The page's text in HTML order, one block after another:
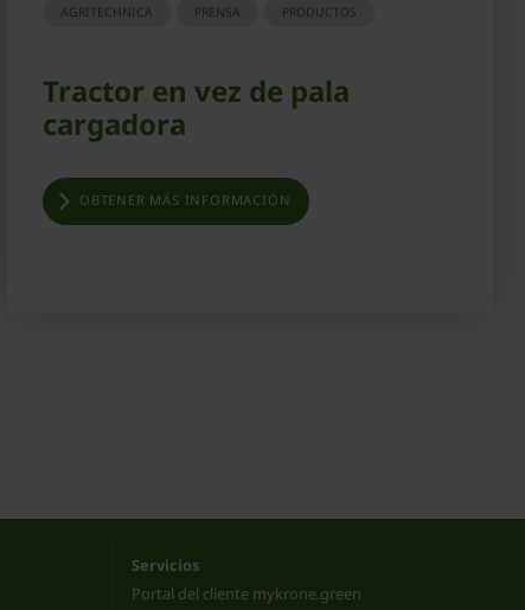
AGRITECHNICA PRENSA PRODUCTOS
Tractor en vez de pala
cargadora
OBTENER MÁS INFORMACIÓN
Servicios
Portal del cliente mykrone.green